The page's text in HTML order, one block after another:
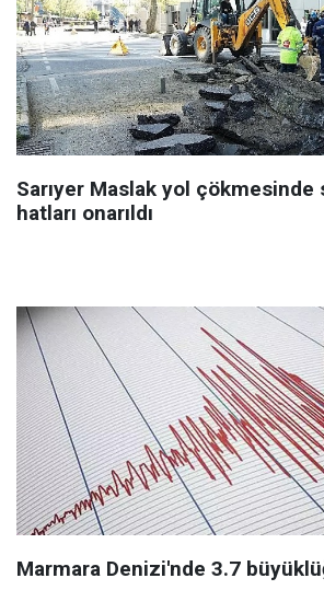
Sarıyer Maslak yol çökmesinde
hatları onarıldı
Marmara Denizi'nde 3.7